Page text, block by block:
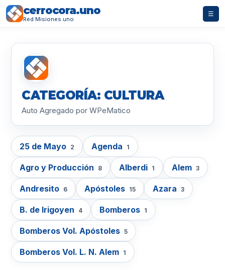
cerrocora.uno
Red Misiones.uno
☰
CATEGORÍA: CULTURA
Auto Agregado por WPeMatico
25 de Mayo 2 Agenda 1
Agro y Producción 8 Alberdi 1 Alem 3
Andresito 6 Apóstoles 15 Azara 3
B. de Irigoyen 4 Bomberos 1
Bomberos Vol. Apóstoles 5
Bomberos Vol. L. N. Alem 1